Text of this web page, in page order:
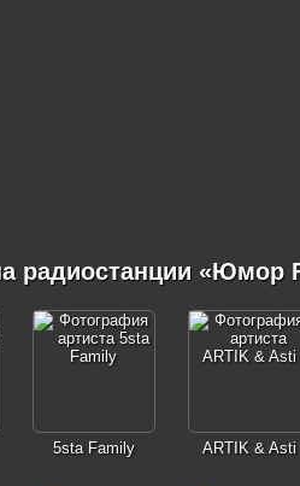
радиостанции «Юмор
5sta Family ARTIK & Asti